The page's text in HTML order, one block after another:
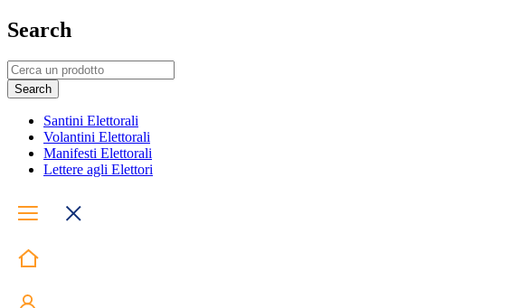
Search
Santini Elettorali
Volantini Elettorali
Manifesti Elettorali
Lettere agli Elettori